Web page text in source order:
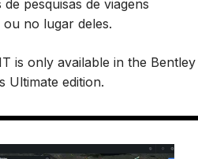
pesquisas de viagens
no lugar deles.
is only available in the Bentley
Ultimate edition.